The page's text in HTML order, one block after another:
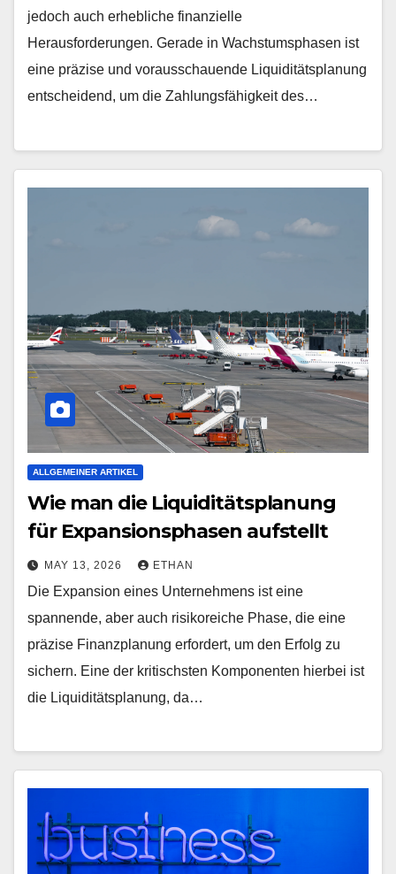
jedoch auch erhebliche finanzielle
Herausforderungen. Gerade in Wachstumsphasen ist
eine präzise und vorausschauende Liquiditätsplanung
entscheidend, um die Zahlungsfähigkeit des…
ALLGEMEINER ARTIKEL
Wie man die Liquiditätsplanung
für Expansionsphasen aufstellt
MAY 13, 2026 ETHAN
Die Expansion eines Unternehmens ist eine
spannende, aber auch risikoreiche Phase, die eine
präzise Finanzplanung erfordert, um den Erfolg zu
sichern. Eine der kritischsten Komponenten hierbei ist
die Liquiditätsplanung, da…